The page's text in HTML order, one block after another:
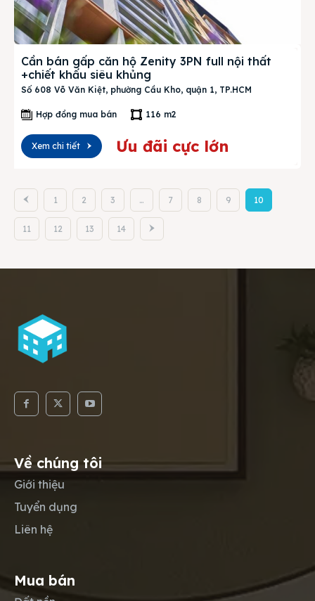
Cần bán gấp căn hộ Zenity 3PN full nội thất
+chiết khấu siêu khủng
Số 608 Võ Văn Kiệt, phường Cầu Kho, quận 1, TP.HCM
Hợp đồng mua bán 116 m2
Xem chi tiết Ưu đãi cực lớn
1 2 3 … 7 8 9 10
11 12 13 14
Về chúng tôi
Giới thiệu
Tuyển dụng
Liên hệ
Mua bán